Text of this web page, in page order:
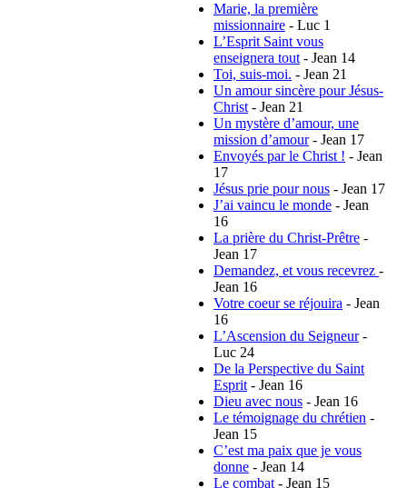
Marie, la première
missionnaire - Luc 1
L’Esprit Saint vous
enseignera tout - Jean 14
Toi, suis-moi. - Jean 21
Un amour sincère pour Jésus-
Christ - Jean 21
Un mystère d’amour, une
mission d’amour- Jean 17
Envoyés par le Christ ! - Jean
17
Jésus prie pour nous - Jean 17
J’ai vaincu le monde - Jean
16
La prière du Christ-Prêtre -
Jean 17
Demandez, et vous recevrez -
Jean 16
Votre coeur se réjouira - Jean
16
L’Ascension du Seigneur-
Luc 24
De la Perspective du Saint
Esprit - Jean 16
Dieu avec nous - Jean 16
Le témoignage du chrétien -
Jean 15
C’est ma paix que je vous
donne - Jean 14
Le combat - Jean 15